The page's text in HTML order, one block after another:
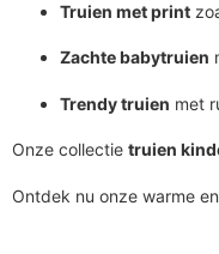
Truien met print
Zachte babytruien
Trendy truien met
Onze collectie truien
Ontdek nu onze warme